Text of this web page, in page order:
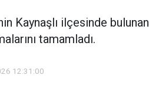
Kaynaşlı ilçesinde
tamamladı.
12:31:00